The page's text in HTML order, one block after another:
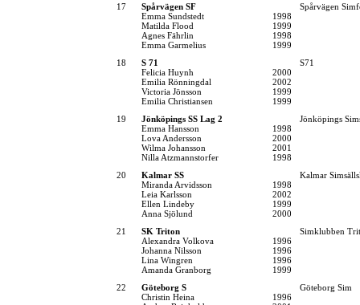
17
Spårvägen SF
Spårvägen
Emma Sundstedt
1998
Matilda Flood
1999
Agnes Fährlin
1998
Emma Garmelius
1999
18
S 71
S71
Felicia Huynh
2000
Emilia Rönningdal
2002
Victoria Jönsson
1999
Emilia Christiansen
1999
19
Jönköpings SS Lag 2
Jönköpings
Emma Hansson
1998
Lova Andersson
2000
Wilma Johansson
2001
Nilla Atzmannstorfer
1998
20
Kalmar SS
Kalmar
Miranda Arvidsson
1998
Leia Karlsson
2002
Ellen Lindeby
1999
Anna Sjölund
2000
21
SK Triton
Simklubben
Alexandra Volkova
1996
Johanna Nilsson
1996
Lina Wingren
1996
Amanda Granborg
1999
22
Göteborg S
Göteborg Sim
Christin Heina
1996